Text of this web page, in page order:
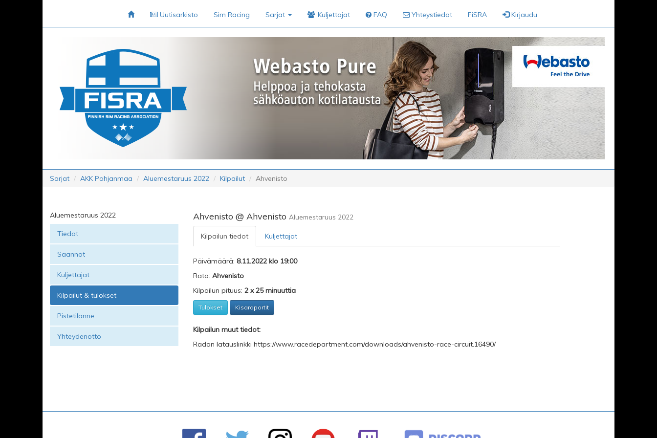
Uutisarkisto Sim Racing Sarjat Kuljettajat FAQ Yhteystiedot FiSRA Kirjaudu
Sarjat AKK Pohjanmaa Aluemestaruus 2022 Kilpailut Ahvenisto
Aluemestaruus 2022
Tiedot
Säännöt
Kuljettajat
Kilpailut & tulokset
Pistetilanne
Yhteydenotto
Ahvenisto @ Ahvenisto Aluemestaruus 2022
Kilpailun tiedot Kuljettajat
Päivämäärä: 8.11.2022 klo 19:00
Rata: Ahvenisto
Kilpailun pituus: 2 x 25 minuuttia
Tulokset Kisaraportit
Kilpailun muut tiedot:
Radan latauslinkki https://www.racedepartment.com/downloads/ahvenisto-race-circuit.16490/